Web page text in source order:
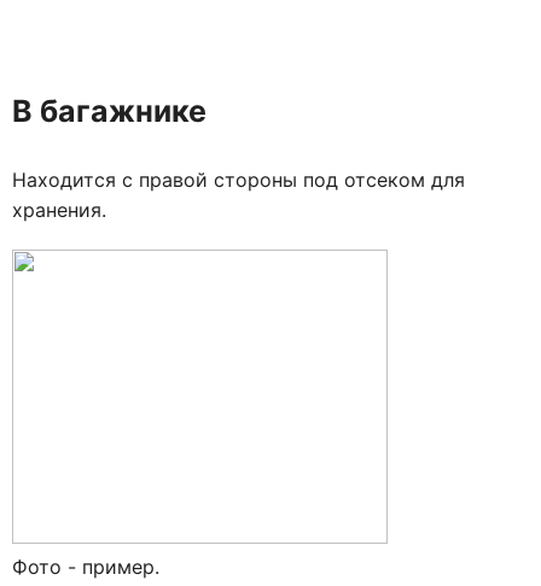
В багажнике
Находится с правой стороны под отсеком для
хранения.
Фото - пример.